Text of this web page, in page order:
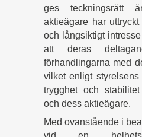
ges teckningsrätt
aktieägare har
och långsiktigt
att deras
förhandlingarna med
vilket enligt styrelsens
trygghet och
och dess aktieägare.
Med ovanstående i